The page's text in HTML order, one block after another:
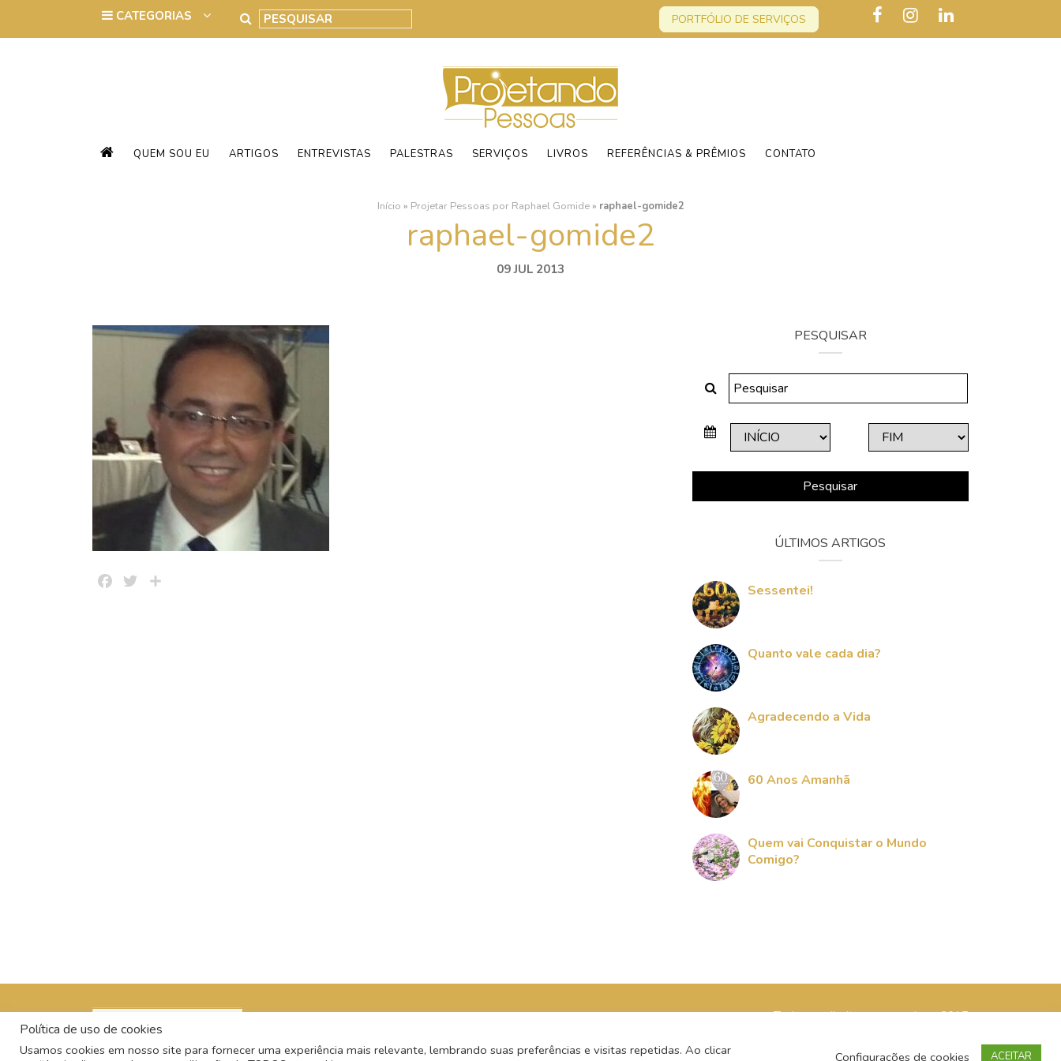
PORTFÓLIO DE SERVIÇOS
QUEM SOU EU ARTIGOS ENTREVISTAS PALESTRAS SERVIÇOS LIVROS REFERÊNCIAS & PRÊMIOS CONTATO
Início » Projetar Pessoas por Raphael Gomide» raphael-gomide2
raphael-gomide2
09 JUL 2013
FacebookTwitter
PESQUISAR
Pesquisar
ÚLTIMOS ARTIGOS
Sessentei!
Quanto vale cada dia?
Agradecendo a Vida
60 Anos Amanhã
Quem vai Conquistar o Mundo
Comigo?
Todos os direitos reservados - 2017
Política de uso de cookies
Usamos cookies em nosso site para fornecer uma experiência mais relevante, lembrando suas preferências e visitas repetidas. Ao clicar
Configurações de cookies ACEITAR